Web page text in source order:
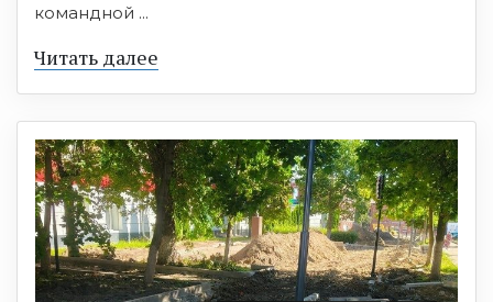
командной ...
Читать далее